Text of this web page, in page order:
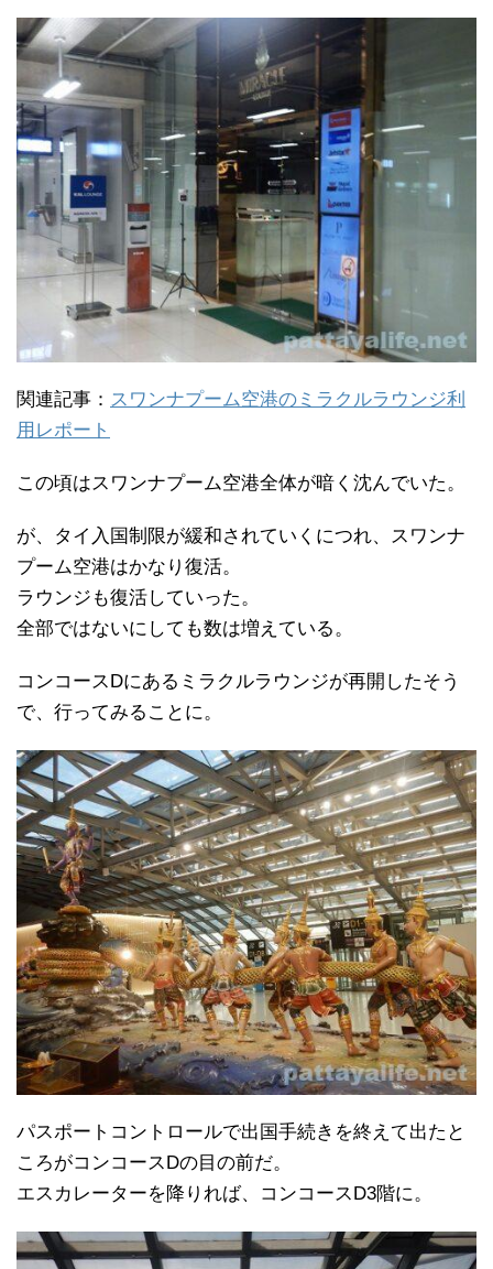
関連記事： スワンナプーム空港のミラクルラウンジ利
用レポート
この頃はスワンナプーム空港全体が暗く沈んでいた。
が、タイ入国制限が緩和されていくにつれ、スワンナ
プーム空港はかなり復活。
ラウンジも復活していった。
全部ではないにしても数は増えている。
コンコースDにあるミラクルラウンジが再開したそう
で、行ってみることに。
パスポートコントロールで出国手続きを終えて出たと
ころがコンコースDの目の前だ。
エスカレーターを降りれば、コンコースD3階に。